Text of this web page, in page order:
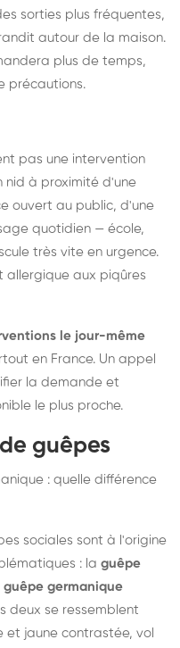
sorties plus fréquentes,
autour de la maison.
plus de temps,
précautions.
pas une intervention
nid à proximité d'une
ouvert au public, d'une
quotidien — école,
très vite en urgence.
allergique aux piqûres
le jour-même
en France. Un appel
la demande et
le plus proche.
guêpes
: quelle différence
sociales sont à l'origine
: la guêpe
guêpe germanique
deux se ressemblent
et jaune contrastée, vol